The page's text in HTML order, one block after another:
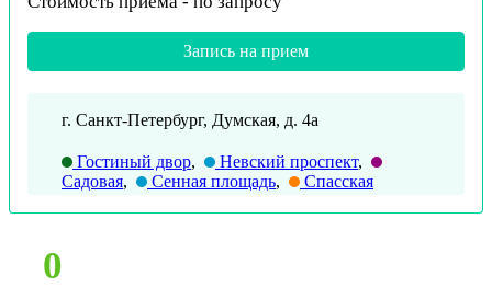
Запись на прием
г. Санкт-Петербург, Думская, д. 4а
Гостиный двор, Невский проспект,
Садовая, Сенная площадь, Спасская
0